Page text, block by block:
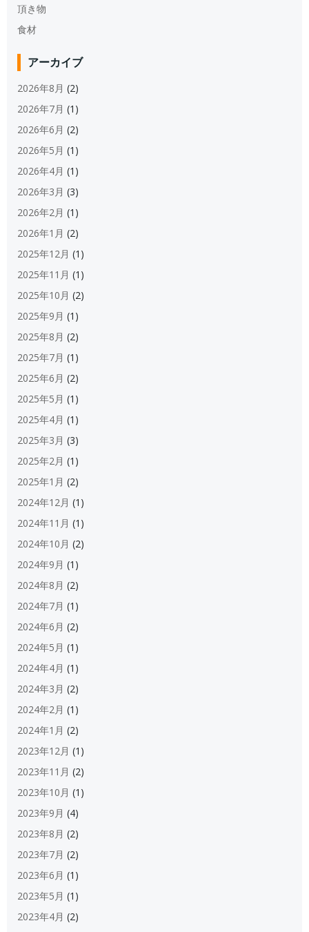
頂き物
食材
アーカイブ
2026年8月 (2)
2026年7月 (1)
2026年6月 (2)
2026年5月 (1)
2026年4月 (1)
2026年3月 (3)
2026年2月 (1)
2026年1月 (2)
2025年12月 (1)
2025年11月 (1)
2025年10月 (2)
2025年9月 (1)
2025年8月 (2)
2025年7月 (1)
2025年6月 (2)
2025年5月 (1)
2025年4月 (1)
2025年3月 (3)
2025年2月 (1)
2025年1月 (2)
2024年12月 (1)
2024年11月 (1)
2024年10月 (2)
2024年9月 (1)
2024年8月 (2)
2024年7月 (1)
2024年6月 (2)
2024年5月 (1)
2024年4月 (1)
2024年3月 (2)
2024年2月 (1)
2024年1月 (2)
2023年12月 (1)
2023年11月 (2)
2023年10月 (1)
2023年9月 (4)
2023年8月 (2)
2023年7月 (2)
2023年6月 (1)
2023年5月 (1)
2023年4月 (2)